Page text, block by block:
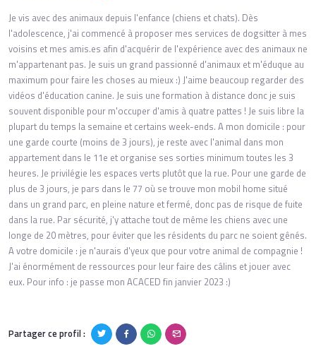
Je vis avec des animaux depuis l'enfance (chiens et chats). Dès
l'adolescence, j'ai commencé à proposer mes services de dogsitter à mes
voisins et mes amis.es afin d'acquérir de l'expérience avec des animaux ne
m'appartenant pas. Je suis un grand passionné d'animaux et m'éduque au
maximum pour faire les choses au mieux :) J'aime beaucoup regarder des
vidéos d'éducation canine. Je suis une formation à distance donc je suis
souvent disponible pour m'occuper d'amis à quatre pattes ! Je suis libre la
plupart du temps la semaine et certains week-ends. A mon domicile : pour
une garde courte (moins de 3 jours), je reste avec l'animal dans mon
appartement dans le 11e et organise ses sorties minimum toutes les 3
heures. Je privilégie les espaces verts plutôt que la rue. Pour une garde de
plus de 3 jours, je pars dans le 77 où se trouve mon mobil home situé
dans un grand parc, en pleine nature et fermé, donc pas de risque de fuite
dans la rue. Par sécurité, j'y attache tout de même les chiens avec une
longe de 20 mètres, pour éviter que les résidents du parc ne soient gênés.
A votre domicile : je n'aurais d'yeux que pour votre animal de compagnie !
J'ai énormément de ressources pour leur faire des câlins et jouer avec
eux. Pour info : je passe mon ACACED fin janvier 2023 :)
Partager ce profil :